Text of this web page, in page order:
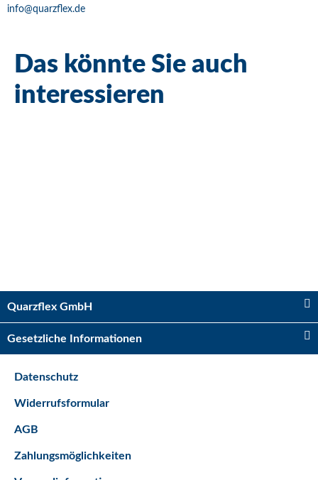
info@quarzflex.de
Das könnte Sie auch
interessieren
Bestseller
Quarzflex GmbH
Gesetzliche Informationen
Datenschutz
Widerrufsformular
AGB
Zahlungsmöglichkeiten